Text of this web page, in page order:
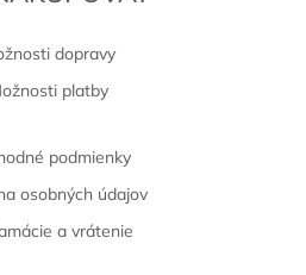
dopravy
platby
podmienky
osobných údajov
a vrátenie